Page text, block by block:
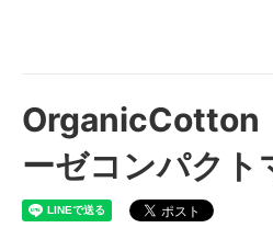
ーゼコンパク